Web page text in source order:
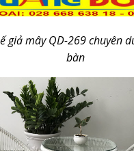
giả mây QD-269 chuyên
bàn